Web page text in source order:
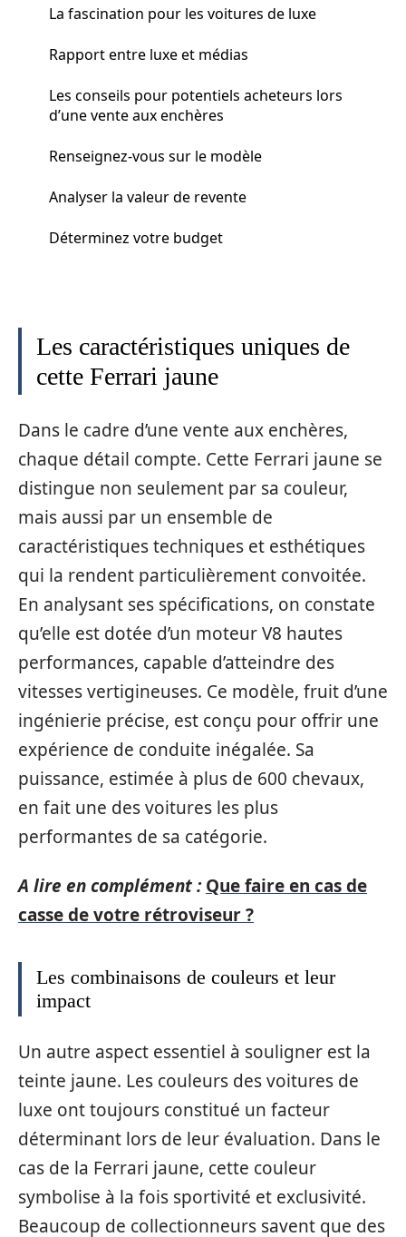
La fascination pour les voitures de luxe
Rapport entre luxe et médias
Les conseils pour potentiels acheteurs lors
d’une vente aux enchères
Renseignez-vous sur le modèle
Analyser la valeur de revente
Déterminez votre budget
Les caractéristiques uniques de
cette Ferrari jaune
Dans le cadre d’une vente aux enchères,
chaque détail compte. Cette Ferrari jaune se
distingue non seulement par sa couleur,
mais aussi par un ensemble de
caractéristiques techniques et esthétiques
qui la rendent particulièrement convoitée.
En analysant ses spécifications, on constate
qu’elle est dotée d’un moteur V8 hautes
performances, capable d’atteindre des
vitesses vertigineuses. Ce modèle, fruit d’une
ingénierie précise, est conçu pour offrir une
expérience de conduite inégalée. Sa
puissance, estimée à plus de 600 chevaux,
en fait une des voitures les plus
performantes de sa catégorie.
A lire en complément : Que faire en cas de
casse de votre rétroviseur ?
Les combinaisons de couleurs et leur
impact
Un autre aspect essentiel à souligner est la
teinte jaune. Les couleurs des voitures de
luxe ont toujours constitué un facteur
déterminant lors de leur évaluation. Dans le
cas de la Ferrari jaune, cette couleur
symbolise à la fois sportivité et exclusivité.
Beaucoup de collectionneurs savent que des